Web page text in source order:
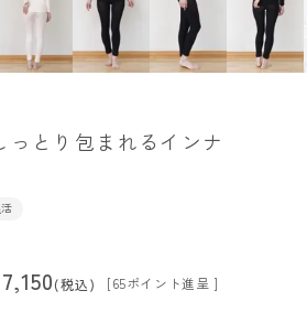
っとり包まれるインナ
7,150 税込 [65ポイント進呈 ]